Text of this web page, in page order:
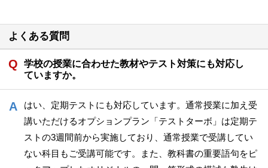
よくある質問
学校の授業に合わせた教材やテスト対策にも対応し
ていますか。
はい、定期テストにも対応しています。通常授業に加え受
講いただけるオプションプラン「テストターボ」は定期テ
ストの3週間前から実施しており、通常授業で受講してい
ない科目もご受講可能です。また、教科書の重要語句をピ